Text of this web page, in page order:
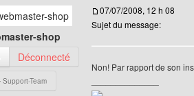
shop
shop Voir le profil de l'utilisateur
Déconnecté
Support-Team
07/07/2008, 12 h 08
Sujet du message:
Non! Par rapport de son